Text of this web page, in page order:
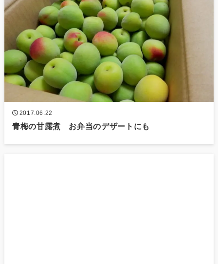
2017.06.22
青梅の甘露煮 お弁当のデザートにも